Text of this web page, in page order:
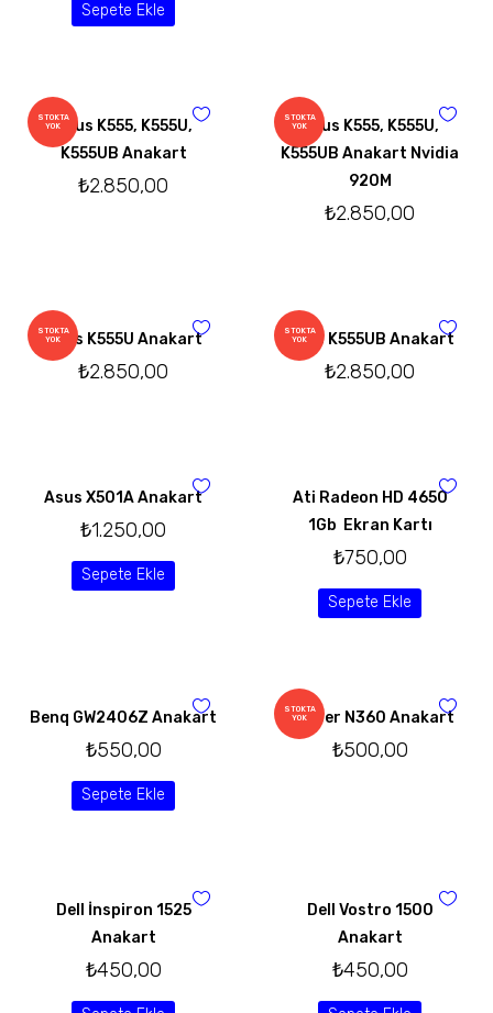
Sepete Ekle
STOKTA
YOKAsus K555, K555U,
K555UB Anakart
₺2.850,00
STOKTA
YOKAsus K555, K555U,
K555UB Anakart Nvidia
920M
₺2.850,00
STOKTA
YOK
Asus K555U Anakart
₺2.850,00
STOKTA
YOK
Asus K555UB Anakart
₺2.850,00
Asus X501A Anakart
₺1.250,00
Sepete Ekle
Ati Radeon HD 4650
1Gb Ekran Kartı
₺750,00
Sepete Ekle
Benq GW2406Z Anakart
₺550,00
Sepete Ekle
STOKTA
YOK
Casper N360 Anakart
₺500,00
Dell İnspiron 1525
Anakart
₺450,00
Dell Vostro 1500
Anakart
₺450,00